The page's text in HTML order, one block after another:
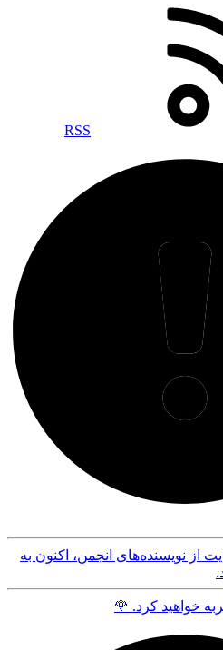
RSS
از نویسنده‌های انجمن، اکنون به
خواهید کرد. 🌹